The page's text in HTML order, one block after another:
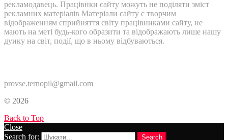
рекламодавець. Працівнки сайту можуть не поділяти зміст
рекламних матеріалів Матеріали сайту є творчим
відображенням сприйняття світу працівниками сайту, не
мають на меті будь-кого образити та відображають лише нашу
дуику на світ, події, що в ньому відбуваються.
provse.ternopil@gmail.com
© 2026
Back to Top
Close
Search for:
Search